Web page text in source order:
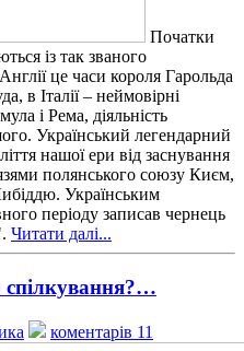
Початки
із так званого
це часи короля Гарольда
в Італії – неймовірні
і Рема, діяльність
Український легендарний
нашої ери від заснування
полянського союзу Києм,
Українським
періоду записав чернець
Читати далі...
спілкування?…
коментарів 11